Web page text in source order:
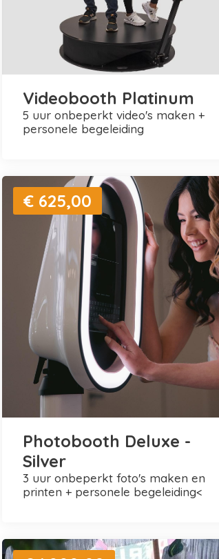
Videobooth Platinum
5 uur onbeperkt video's maken +
personele begeleiding
€ 625,00
Photobooth Deluxe -
Silver
3 uur onbeperkt foto's maken en
printen + personele begeleiding<